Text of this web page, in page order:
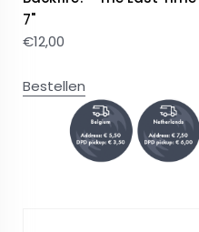
7"
€12,00
Bestellen